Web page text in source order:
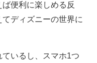
便利に楽しめる反
ディズニーの世界に
いるし、スマホ1つ